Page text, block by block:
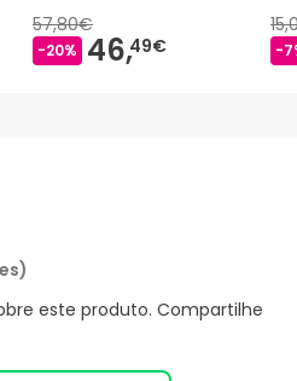
57,80€
-20% 46,49€ -
este produto. Compartilhe